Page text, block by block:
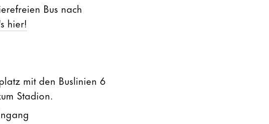
Bus nach
hier!
mit den Buslinien 6
Stadion.